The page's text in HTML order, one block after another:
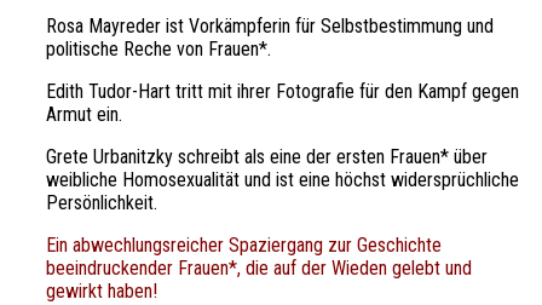
Rosa Mayreder ist Vorkämpferin für Selbstbestimmung und
politische Reche von Frauen*.
Edith Tudor-Hart tritt mit ihrer Fotografie für den Kampf gegen
Armut ein.
Grete Urbanitzky schreibt als eine der ersten Frauen* über
weibliche Homosexualität und ist eine höchst widersprüchliche
Persönlichkeit.
Ein abwechlungsreicher Spaziergang zur Geschichte
beeindruckender Frauen*, die auf der Wieden gelebt und
gewirkt haben!